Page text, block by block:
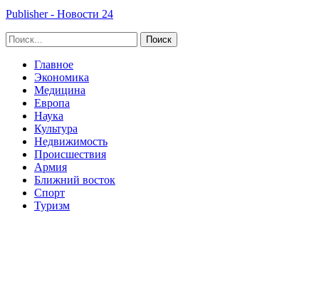
Publisher - Новости 24
Главное
Экономика
Медицина
Европа
Наука
Культура
Недвижимость
Происшествия
Армия
Ближний восток
Спорт
Туризм